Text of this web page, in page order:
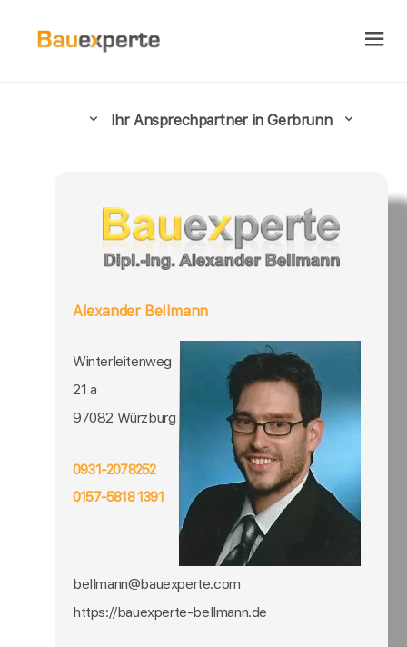
Ihr Ansprechpartner in Gerbrunn
Alexander Bellmann
Winterleitenweg
21 a
97082 Würzburg
0931-2078252
0157-5818 1391
bellmann@bauexperte.com
https://bauexperte-bellmann.de